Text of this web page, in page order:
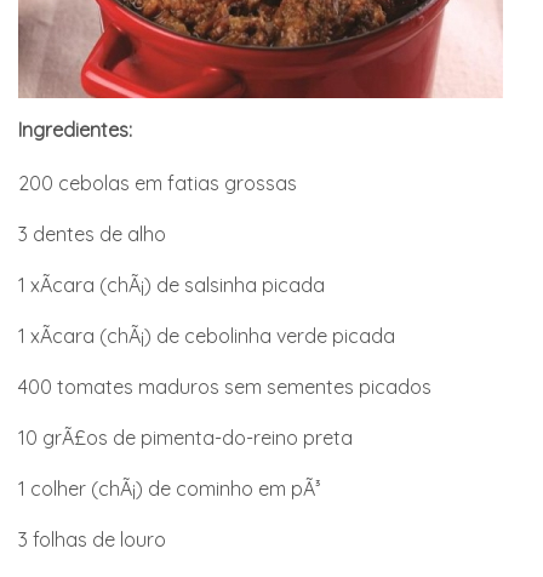
Ingredientes:
200 cebolas em fatias grossas
3 dentes de alho
1 xÃ­cara (chÃ¡) de salsinha picada
1 xÃ­cara (chÃ¡) de cebolinha verde picada
400 tomates maduros sem sementes picados
10 grÃ£os de pimenta-do-reino preta
1 colher (chÃ¡) de cominho em pÃ³
3 folhas de louro